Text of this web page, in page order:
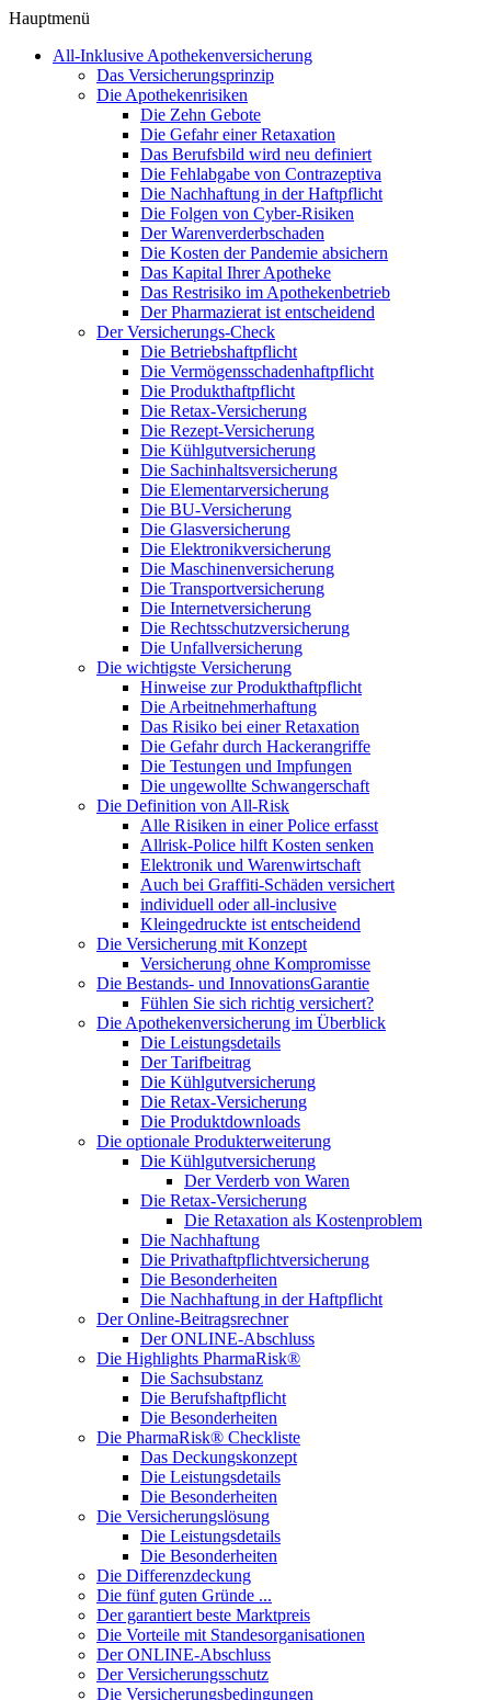
Hauptmenü
All-Inklusive Apothekenversicherung
Das Versicherungsprinzip
Die Apothekenrisiken
Die Zehn Gebote
Die Gefahr einer Retaxation
Das Berufsbild wird neu definiert
Die Fehlabgabe von Contrazeptiva
Die Nachhaftung in der Haftpflicht
Die Folgen von Cyber-Risiken
Der Warenverderbschaden
Die Kosten der Pandemie absichern
Das Kapital Ihrer Apotheke
Das Restrisiko im Apothekenbetrieb
Der Pharmazierat ist entscheidend
Der Versicherungs-Check
Die Betriebshaftpflicht
Die Vermögensschadenhaftpflicht
Die Produkthaftpflicht
Die Retax-Versicherung
Die Rezept-Versicherung
Die Kühlgutversicherung
Die Sachinhaltsversicherung
Die Elementarversicherung
Die BU-Versicherung
Die Glasversicherung
Die Elektronikversicherung
Die Maschinenversicherung
Die Transportversicherung
Die Internetversicherung
Die Rechtsschutzversicherung
Die Unfallversicherung
Die wichtigste Versicherung
Hinweise zur Produkthaftpflicht
Die Arbeitnehmerhaftung
Das Risiko bei einer Retaxation
Die Gefahr durch Hackerangriffe
Die Testungen und Impfungen
Die ungewollte Schwangerschaft
Die Definition von All-Risk
Alle Risiken in einer Police erfasst
Allrisk-Police hilft Kosten senken
Elektronik und Warenwirtschaft
Auch bei Graffiti-Schäden versichert
individuell oder all-inclusive
Kleingedruckte ist entscheidend
Die Versicherung mit Konzept
Versicherung ohne Kompromisse
Die Bestands- und InnovationsGarantie
Fühlen Sie sich richtig versichert?
Die Apothekenversicherung im Überblick
Die Leistungsdetails
Der Tarifbeitrag
Die Kühlgutversicherung
Die Retax-Versicherung
Die Produktdownloads
Die optionale Produkterweiterung
Die Kühlgutversicherung
Der Verderb von Waren
Die Retax-Versicherung
Die Retaxation als Kostenproblem
Die Nachhaftung
Die Privathaftpflichtversicherung
Die Besonderheiten
Die Nachhaftung in der Haftpflicht
Der Online-Beitragsrechner
Der ONLINE-Abschluss
Die Highlights PharmaRisk®
Die Sachsubstanz
Die Berufshaftpflicht
Die Besonderheiten
Die PharmaRisk® Checkliste
Das Deckungskonzept
Die Leistungsdetails
Die Besonderheiten
Die Versicherungslösung
Die Leistungsdetails
Die Besonderheiten
Die Differenzdeckung
Die fünf guten Gründe ...
Der garantiert beste Marktpreis
Die Vorteile mit Standesorganisationen
Der ONLINE-Abschluss
Der Versicherungsschutz
Die Versicherungsbedingungen